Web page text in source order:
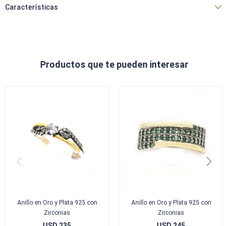
Características
Productos que te pueden interesar
Anillo en Oro y Plata 925 con
Zirconias
Anillo en Oro y Plata 925 con
Zirconias